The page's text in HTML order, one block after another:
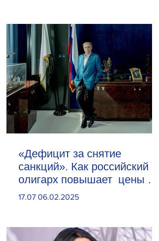
«Дефицит за снятие
санкций». Как российский
олигарх повышает цены на
сливочное масло
17.07 06.02.2025